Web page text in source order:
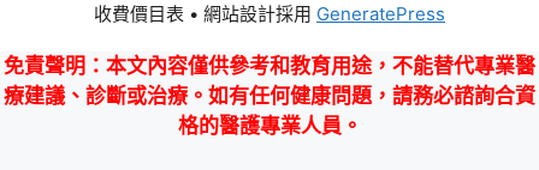
收費價目表 • 網站設計採用 GeneratePress
免責聲明 ：本文內容僅供參考和教育用途，不能替代專業醫
療建議、診斷或治療。如有任何健康問題，請務必諮詢合資
格的醫護專業人員。